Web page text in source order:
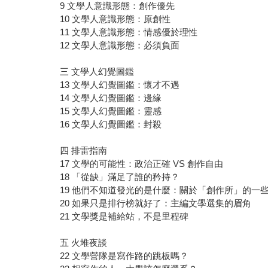
9 文學人意識形態：創作優先
10 文學人意識形態：原創性
11 文學人意識形態：情感優於理性
12 文學人意識形態：必須負面
三 文學人幻覺圖鑑
13 文學人幻覺圖鑑：懷才不遇
14 文學人幻覺圖鑑：邊緣
15 文學人幻覺圖鑑：靈感
16 文學人幻覺圖鑑：封殺
四 排雷指南
17 文學的可能性：政治正確 VS 創作自由
18 「從缺」滿足了誰的矜持？
19 他們不知道發光的是什麼：關於「創作所」的一
20 如果只是排行榜就好了：主編文學選集的眉角
21 文學獎是補給站，不是里程碑
五 火堆夜談
22 文學營隊是寫作路的跳板嗎？